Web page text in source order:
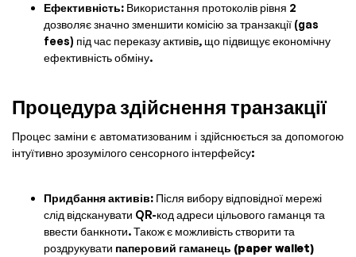
Ефективність: Використання протоколів рівня 2
дозволяє значно зменшити комісію за транзакції (gas
fees) під час переказу активів, що підвищує економічну
ефективність обміну.
Процедура здійснення транзакції
Процес заміни є автоматизованим і здійснюється за допомогою
інтуїтивно зрозумілого сенсорного інтерфейсу:
Придбання активів: Після вибору відповідної мережі
слід відсканувати QR-код адреси цільового гаманця та
ввести банкноти. Також є можливість створити та
роздрукувати паперовий гаманець (paper wallet)